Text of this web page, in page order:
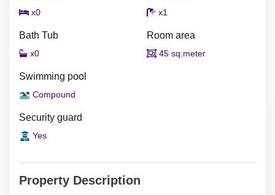
x0 x1
Bath Tub
x0
Room area
45 sq.meter
Swimming pool
Compound
Security guard
Yes
Property Description